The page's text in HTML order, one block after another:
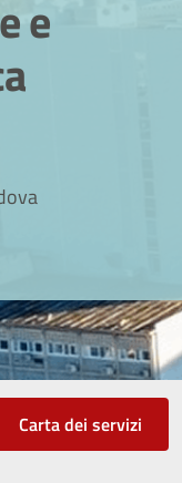
e
Carta dei servizi